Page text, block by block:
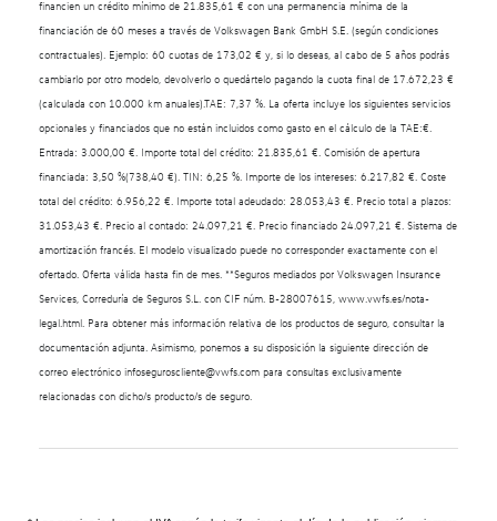
financien un crédito mínimo de 21.835,61 € con una permanencia mínima de la
financiación de 60 meses a través de Volkswagen Bank GmbH S.E. (según condiciones
contractuales). Ejemplo: 60 cuotas de 173,02 € y, si lo deseas, al cabo de 5 años podrás
cambiarlo por otro modelo, devolverlo o quedártelo pagando la cuota final de 17.672,23 €
(calculada con 10.000 km anuales).TAE: 7,37 %. La oferta incluye los siguientes servicios
opcionales y financiados que no están incluidos como gasto en el cálculo de la TAE:€.
Entrada: 3.000,00 €. Importe total del crédito: 21.835,61 €. Comisión de apertura
financiada: 3,50 %(738,40 €). TIN: 6,25 %. Importe de los intereses: 6.217,82 €. Coste
total del crédito: 6.956,22 €. Importe total adeudado: 28.053,43 €. Precio total a plazos:
31.053,43 €. Precio al contado: 24.097,21 €. Precio financiado 24.097,21 €. Sistema de
amortización francés. El modelo visualizado puede no corresponder exactamente con el
ofertado. Oferta válida hasta fin de mes. **Seguros mediados por Volkswagen Insurance
Services, Correduría de Seguros S.L. con CIF núm. B-28007615, www.vwfs.es/nota-
legal.html. Para obtener más información relativa de los productos de seguro, consultar la
documentación adjunta. Asimismo, ponemos a su disposición la siguiente dirección de
correo electrónico infoseguroscliente@vwfs.com para consultas exclusivamente
relacionadas con dicho/s producto/s de seguro.